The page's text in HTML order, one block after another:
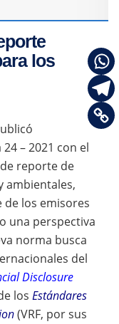
los
– 2021 con el
reporte de
ambientales,
los emisores
una perspectiva
norma busca
del
Disclosure
los Estándares
(VRF, por sus